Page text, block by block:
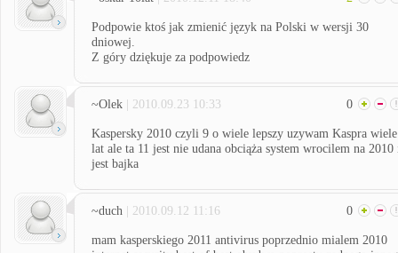
Podpowie ktoś jak zmienić język na Polski w wersji 30
dniowej.
Z góry dziękuje za podpowiedz
~Olek | 2010.09.23 10:33 0
Kaspersky 2010 czyli 9 o wiele lepszy uzywam Kaspra wiele
lat ale ta 11 jest nie udana obciąża system wrocilem na 2010
jest bajka
~duch | 2010.09.12 11:16 0
mam kasperskiego 2011 antivirus poprzednio mialem 2010